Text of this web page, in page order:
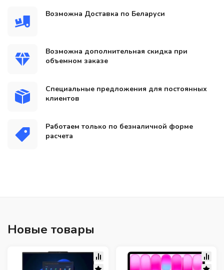
Возможна Доставка по Беларуси
Возможна дополнительная скидка при
объемном заказе
Специальные предложения для постоянных
клиентов
Работаем только по безналичной форме
расчета
Новые товары